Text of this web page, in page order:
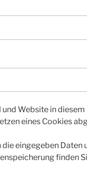
Website in
eines Cookies
eingegeben
finden